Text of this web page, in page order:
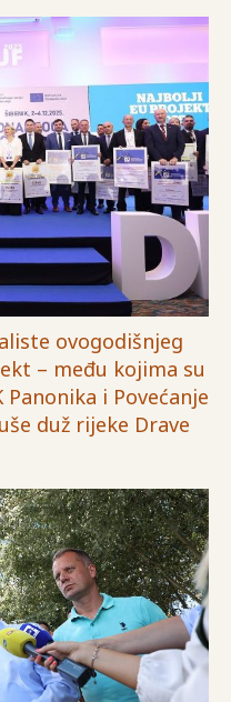
ovogodišnjeg
– među kojima su
Panonika i Povećanje
duž rijeke Drave